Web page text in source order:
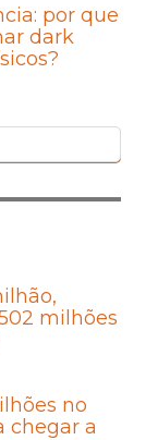
por que
dark
milhões
no
chegar a